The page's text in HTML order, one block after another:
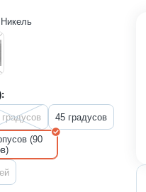
Никель
градусов 45 градусов
(90